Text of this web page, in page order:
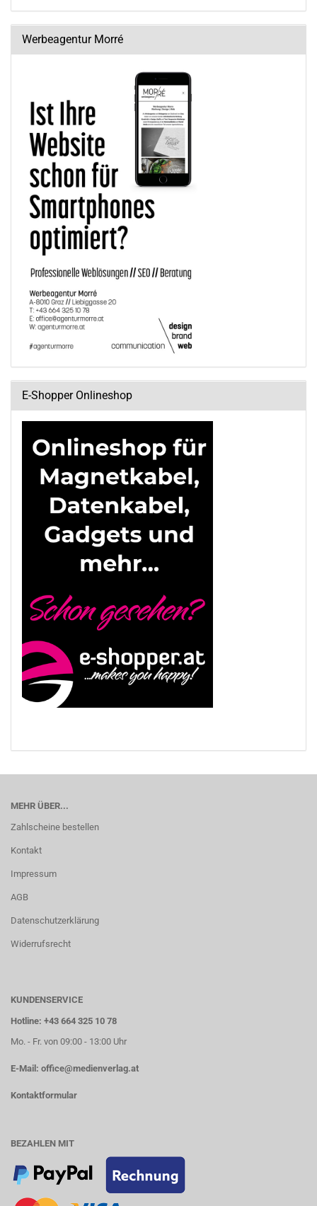
Werbeagentur Morré
E-Shopper Onlineshop
MEHR ÜBER...
Zahlscheine bestellen
Kontakt
Impressum
AGB
Datenschutzerklärung
Widerrufsrecht
KUNDENSERVICE
Hotline: +43 664 325 10 78
Mo. - Fr. von 09:00 - 13:00 Uhr
E-Mail: office@medienverlag.at
Kontaktformular
BEZAHLEN MIT